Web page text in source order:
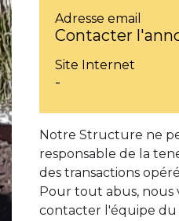
Adresse email
Contacter
Site Internet
-
Notre Structure ne
responsable de la
des transactions
Pour tout abus, nous
contacter l'équipe du